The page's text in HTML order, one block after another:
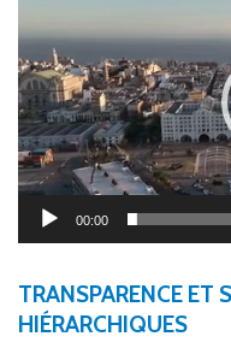
00:00
TRANSPARENCE ET
HIÉRARCHIQUES